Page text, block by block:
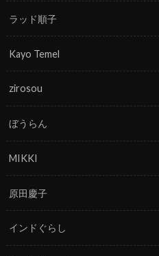
ラッド順子
Kayo Temel
zirosou
ぼうらん
MIKKI
原田慶子
インドぐらし